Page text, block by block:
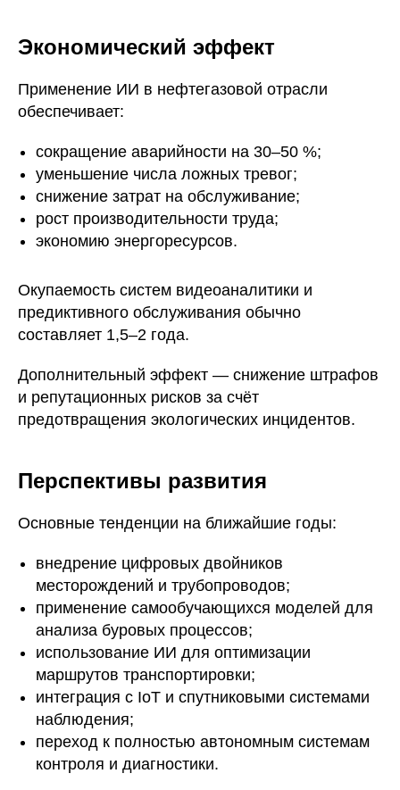
Экономический эффект
Применение ИИ в нефтегазовой отрасли
обеспечивает:
сокращение аварийности на 30–50 %;
уменьшение числа ложных тревог;
снижение затрат на обслуживание;
рост производительности труда;
экономию энергоресурсов.
Окупаемость систем видеоаналитики и
предиктивного обслуживания обычно
составляет 1,5–2 года.
Дополнительный эффект — снижение штрафов
и репутационных рисков за счёт
предотвращения экологических инцидентов.
Перспективы развития
Основные тенденции на ближайшие годы:
внедрение цифровых двойников
месторождений и трубопроводов;
применение самообучающихся моделей для
анализа буровых процессов;
использование ИИ для оптимизации
маршрутов транспортировки;
интеграция с IoT и спутниковыми системами
наблюдения;
переход к полностью автономным системам
контроля и диагностики.